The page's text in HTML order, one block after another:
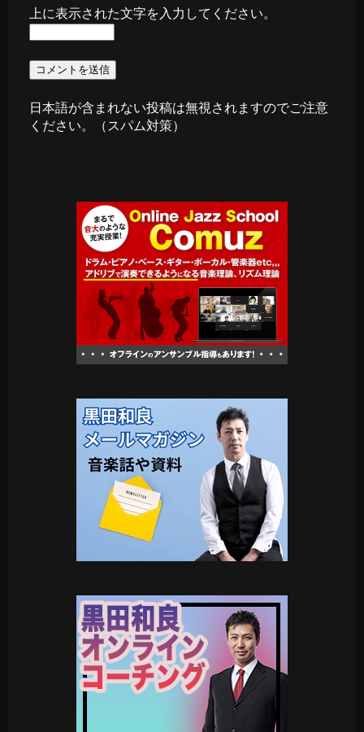
上に表示された文字を入力してください。
日本語が含まれない投稿は無視されますのでご注意
ください。（スパム対策）